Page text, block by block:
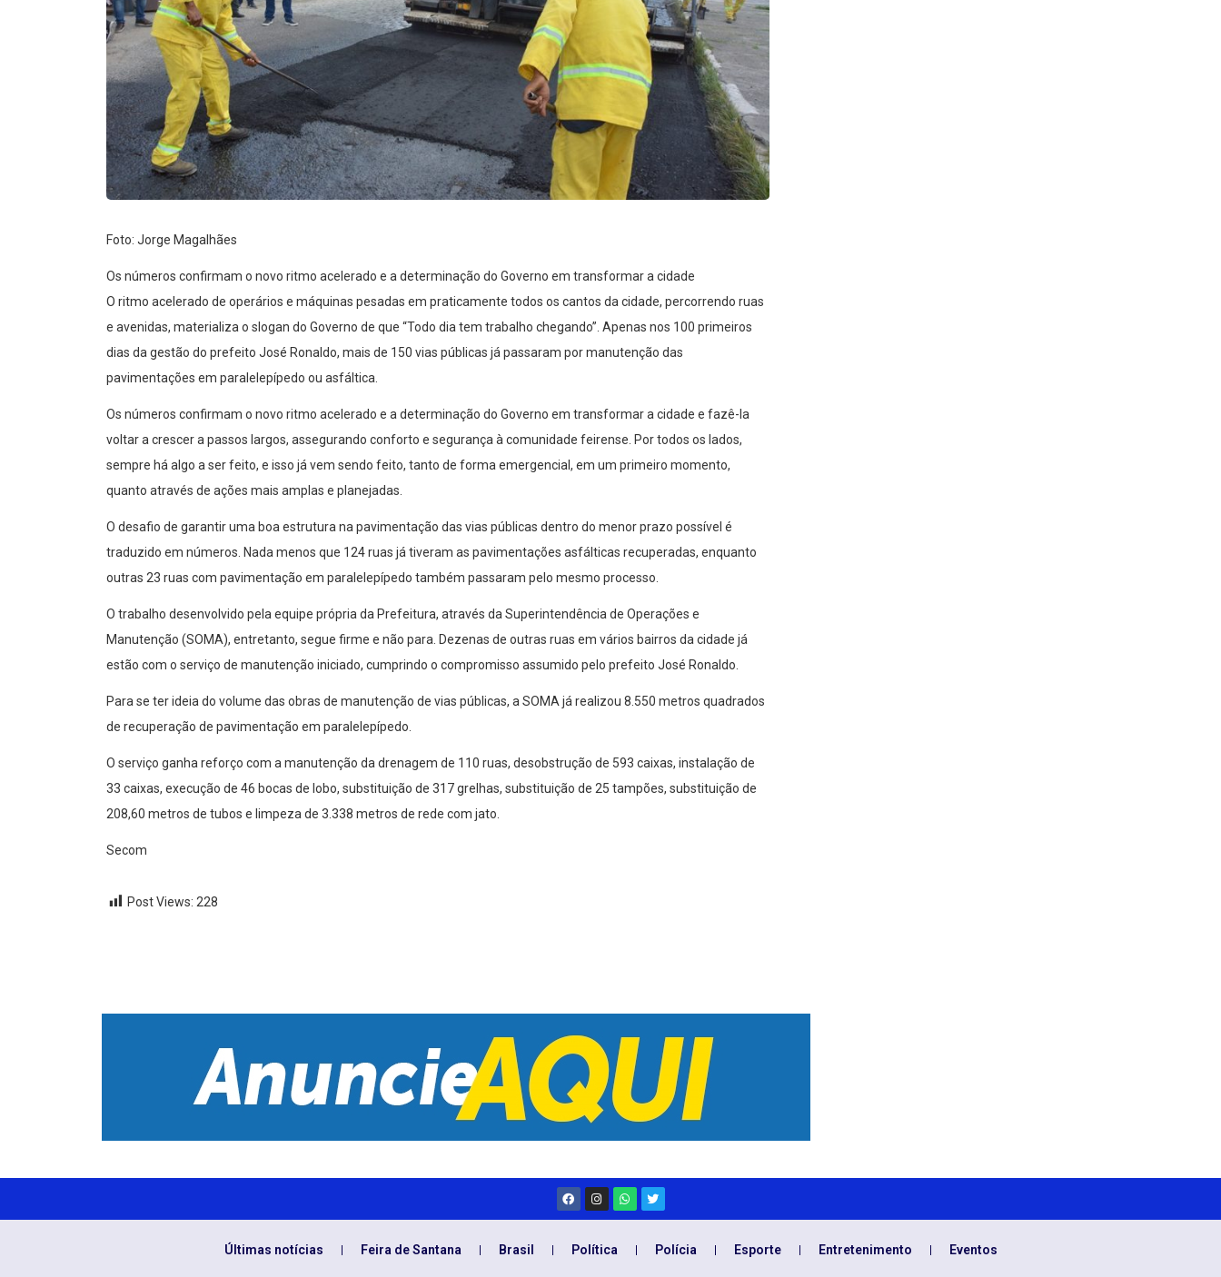
Foto: Jorge Magalhães
Os números confirmam o novo ritmo acelerado e a determinação do Governo em transformar a cidade
O ritmo acelerado de operários e máquinas pesadas em praticamente todos os cantos da cidade, percorrendo ruas
e avenidas, materializa o slogan do Governo de que “Todo dia tem trabalho chegando”. Apenas nos 100 primeiros
dias da gestão do prefeito José Ronaldo, mais de 150 vias públicas já passaram por manutenção das
pavimentações em paralelepípedo ou asfáltica.
Os números confirmam o novo ritmo acelerado e a determinação do Governo em transformar a cidade e fazê-la
voltar a crescer a passos largos, assegurando conforto e segurança à comunidade feirense. Por todos os lados,
sempre há algo a ser feito, e isso já vem sendo feito, tanto de forma emergencial, em um primeiro momento,
quanto através de ações mais amplas e planejadas.
O desafio de garantir uma boa estrutura na pavimentação das vias públicas dentro do menor prazo possível é
traduzido em números. Nada menos que 124 ruas já tiveram as pavimentações asfálticas recuperadas, enquanto
outras 23 ruas com pavimentação em paralelepípedo também passaram pelo mesmo processo.
O trabalho desenvolvido pela equipe própria da Prefeitura, através da Superintendência de Operações e
Manutenção (SOMA), entretanto, segue firme e não para. Dezenas de outras ruas em vários bairros da cidade já
estão com o serviço de manutenção iniciado, cumprindo o compromisso assumido pelo prefeito José Ronaldo.
Para se ter ideia do volume das obras de manutenção de vias públicas, a SOMA já realizou 8.550 metros quadrados
de recuperação de pavimentação em paralelepípedo.
O serviço ganha reforço com a manutenção da drenagem de 110 ruas, desobstrução de 593 caixas, instalação de
33 caixas, execução de 46 bocas de lobo, substituição de 317 grelhas, substituição de 25 tampões, substituição de
208,60 metros de tubos e limpeza de 3.338 metros de rede com jato.
Secom
Post Views: 228
Últimas notícias Feira de Santana Brasil Política Polícia Esporte Entretenimento Eventos